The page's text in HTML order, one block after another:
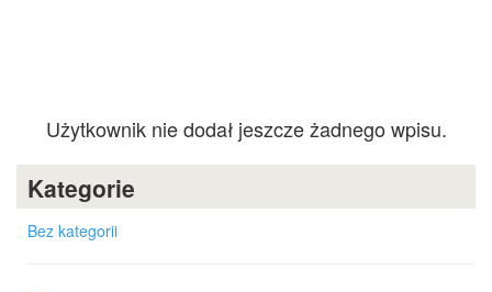
Użytkownik nie dodał jeszcze żadnego wpisu.
Kategorie
Bez kategorii